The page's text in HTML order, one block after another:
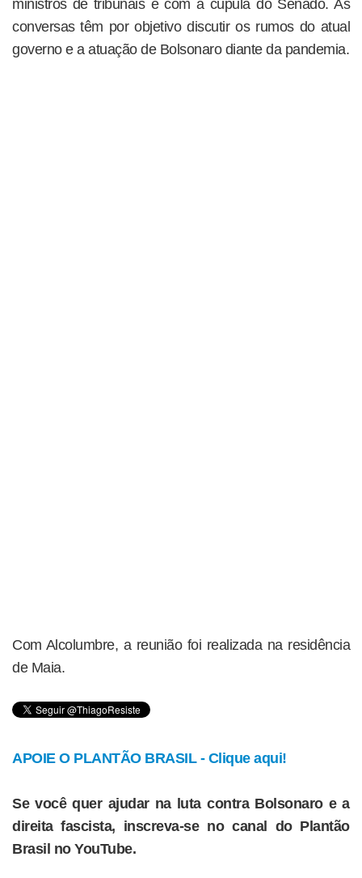
ministros de tribunais e com a cúpula do Senado. As
conversas têm por objetivo discutir os rumos do atual
governo e a atuação de Bolsonaro diante da pandemia.
Com Alcolumbre, a reunião foi realizada na residência
de Maia.
APOIE O PLANTÃO BRASIL - Clique aqui!
Se você quer ajudar na luta contra Bolsonaro e a
direita fascista, inscreva-se no canal do Plantão
Brasil no YouTube.